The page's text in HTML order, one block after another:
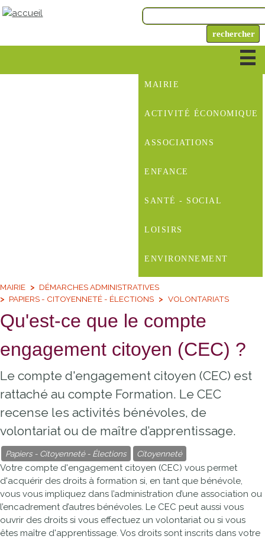
MAIRIE
ACTIVITÉ ÉCONOMIQUE
ASSOCIATIONS
ENFANCE
SANTÉ - SOCIAL
LOISIRS
ENVIRONNEMENT
MAIRIE
DÉMARCHES ADMINISTRATIVES
PAPIERS - CITOYENNETÉ - ÉLECTIONS
VOLONTARIATS
Qu'est-ce que le compte
engagement citoyen (CEC) ?
Le compte d'engagement citoyen (CEC) est
rattaché au compte Formation. Le CEC
recense les activités bénévoles, de
volontariat ou de maître d’apprentissage.
Papiers - Citoyenneté - Élections Citoyenneté
Votre compte d'engagement citoyen (CEC) vous permet
d'acquérir des droits à formation si, en tant que bénévole,
vous vous impliquez dans l’administration d’une association ou
l’encadrement d’autres bénévoles. Le CEC peut aussi vous
ouvrir des droits si vous effectuez un volontariat ou si vous
êtes maître d'apprentissage. Vos droits sont inscrits dans votre